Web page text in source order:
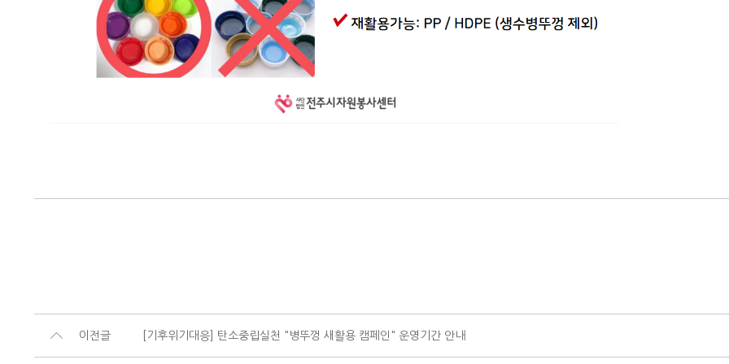
이전글 [기후위기대응] 탄소중립실천 "병뚜껑 새활용 캠페인" 운영기간 안내